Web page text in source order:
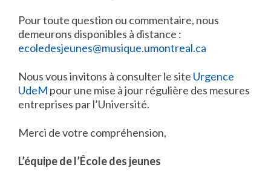
Pour toute question ou commentaire, nous
demeurons disponibles à distance :
ecoledesjeunes@musique.umontreal.ca
Nous vous invitons à consulter le site Urgence
UdeM pour une mise à jour régulière des mesures
entreprises par l’Université.
Merci de votre compréhension,
L’équipe de l’École des jeunes